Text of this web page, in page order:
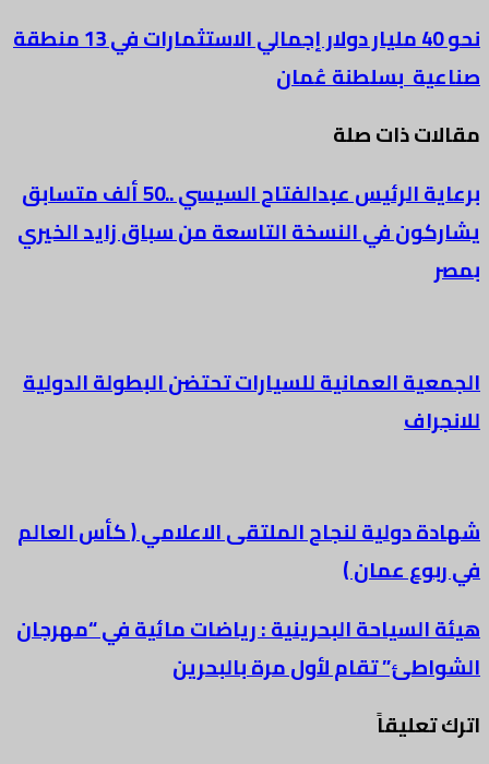
نحو 40 مليار دولار إجمالي الاستثمارات في 13 منطقة
صناعية بسلطنة عُمان
مقالات ذات صلة
برعاية الرئيس عبدالفتاح السيسي ..50 ألف متسابق
يشاركون في النسخة التاسعة من سباق زايد الخيري
بمصر
الجمعية العمانية للسيارات تحتضن البطولة الدولية
للانجراف
شهادة دولية لنجاح الملتقى الاعلامي ( كأس العالم
في ربوع عمان )
هيئة السياحة البحرينية : رياضات مائية في “مهرجان
الشواطئ” تقام لأول مرة بالبحرين
اترك تعليقاً